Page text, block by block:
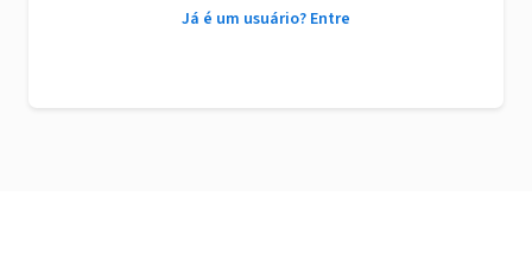
Já é um usuário? Entre